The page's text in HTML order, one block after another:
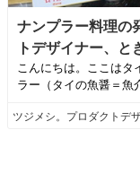
ナンプラー料理の
トデザイナー、と
こんにちは。ここはタ
ラー（タイの魚醤＝魚